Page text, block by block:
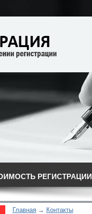
РЕГИСТРАЦИИ
Главная Контакты